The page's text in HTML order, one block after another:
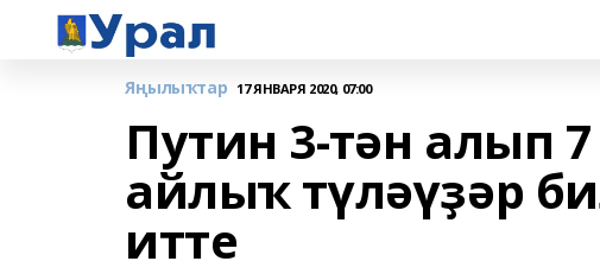
Яңылыҡтар 17 ЯНВАРЯ 2020, 07:00
Путин 3-тән алып
айлыҡ түләүҙәр
итте